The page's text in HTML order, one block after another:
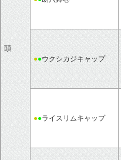
頭
●●ウクシカジキャップ
●●ライスリムキャップ